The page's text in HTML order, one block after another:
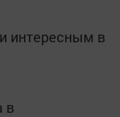
интересным в
в